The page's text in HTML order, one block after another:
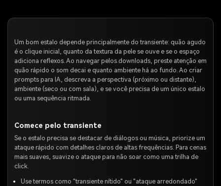
Um bom estalo depende principalmente do transiente: quão agudo
é o clique inicial, quanto da textura da pele se ouve e se o espaço
adiciona reflexos. Ao navegar pelos downloads, preste atenção em
quão rápido o som decai e quanto ambiente há ao fundo. Ao criar
prompts para IA, descreva a perspectiva (próximo ou distante),
ambiente (seco ou com sala), e se você precisa de um único estalo
ou uma sequência ritmada.
Comece pelo transiente
Se o estalo precisa se destacar de diálogos ou música, priorize um
ataque rápido com detalhes claros de altas frequências. Para cenas
mais suaves, suavize o ataque para não soar como uma trilha de
click.
Use termos como "transiente nítido" ou "ataque arredondado"